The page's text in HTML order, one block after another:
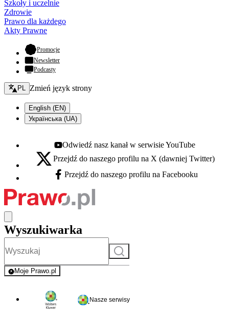
Szkoły i uczelnie
Zdrowie
Prawo dla każdego
Akty Prawne
Promocje- otwiera się w nowej karcie
Newsletter
Podcasty
Zmień język - bieżący:
PL Zmień język strony
English (EN)
Українська (UA)
Youtube - otwiera się w nowej karcie
Odwiedź nasz kanał w serwisie YouTube
X - otwiera się w nowej karcie
Przejdź do naszego profilu na X (dawniej Twitter)
Facebook - otwiera się w nowej karcie
Przejdź do naszego profilu na Facebooku
Wyszukiwarka
Szukaj
Moje Prawo.pl
- rejestracja i logowanie do serwisu
Nasze serwisy